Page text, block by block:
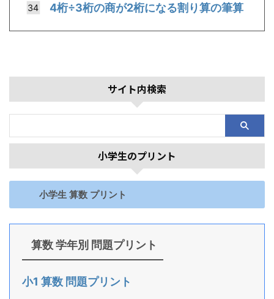
4桁÷3桁の商が2桁になる割り算の筆算
サイト内検索
小学生のプリント
小学生 算数 プリント
算数 学年別 問題プリント
小1 算数 問題プリント